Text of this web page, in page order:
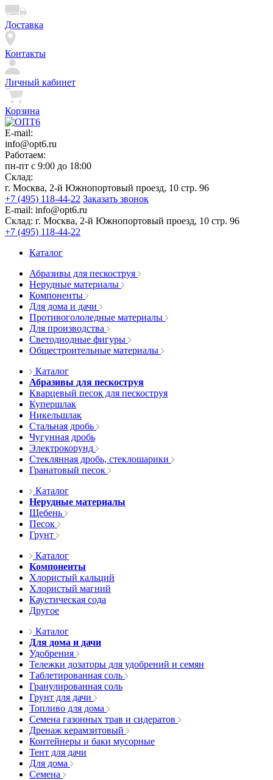
Доставка
Контакты
Личный кабинет
Корзина
E-mail:
info@opt6.ru
Работаем:
пн-пт с 9:00 до 18:00
Склад:
г. Москва, 2-й Южнопортовый проезд, 10 стр. 96
+7 (495) 118-44-22 Заказать звонок
E-mail: info@opt6.ru
Склад: г. Москва, 2-й Южнопортовый проезд, 10 стр. 96
+7 (495) 118-44-22
Каталог
Абразивы для пескоструя
Нерудные материалы
Компоненты
Для дома и дачи
Противогололедные материалы
Для производства
Светодиодные фигуры
Общестроительные материалы
Каталог
Абразивы для пескоструя
Кварцевый песок для пескоструя
Купершлак
Никельшлак
Стальная дробь
Чугунная дробь
Электрокорунд
Стеклянная дробь, стеклошарики
Гранатовый песок
Каталог
Нерудные материалы
Щебень
Песок
Грунт
Каталог
Компоненты
Хлористый кальций
Хлористый магний
Каустическая сода
Другое
Каталог
Для дома и дачи
Удобрения
Тележки дозаторы для удобрений и семян
Таблетированная соль
Гранулированная соль
Грунт для дачи
Топливо для дома
Семена газонных трав и сидератов
Дренаж керамзитовый
Контейнеры и баки мусорные
Тент для дачи
Для дома
Семена